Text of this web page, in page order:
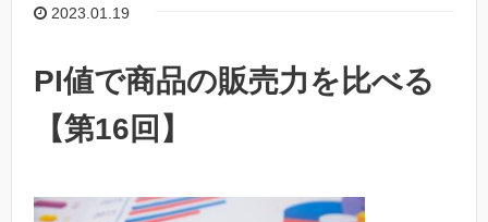
2023.01.19
PI値で商品の販売力を比べる
【第16回】